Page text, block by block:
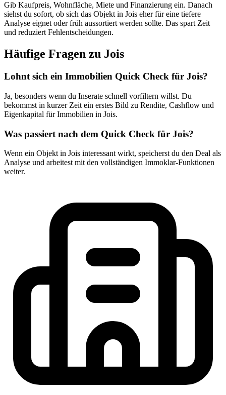
Gib Kaufpreis, Wohnfläche, Miete und Finanzierung ein. Danach
siehst du sofort, ob sich das Objekt in Jois eher für eine tiefere
Analyse eignet oder früh aussortiert werden sollte. Das spart Zeit
und reduziert Fehlentscheidungen.
Häufige Fragen zu Jois
Lohnt sich ein Immobilien Quick Check für Jois?
Ja, besonders wenn du Inserate schnell vorfiltern willst. Du
bekommst in kurzer Zeit ein erstes Bild zu Rendite, Cashflow und
Eigenkapital für Immobilien in Jois.
Was passiert nach dem Quick Check für Jois?
Wenn ein Objekt in Jois interessant wirkt, speicherst du den Deal als
Analyse und arbeitest mit den vollständigen Immoklar-Funktionen
weiter.